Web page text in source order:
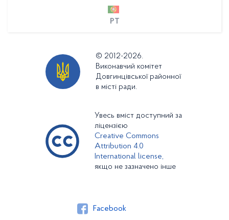
PT
© 2012-2026.
Виконавчий комітет
Довгинцівської районної
в місті ради.
Увесь вміст доступний за
ліцензією
Creative Commons
Attribution 4.0
International license,
якщо не зазначено інше
Facebook